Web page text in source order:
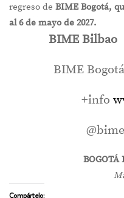
regreso de BIME Bogotá,
al 6 de mayo de 2027.
BIME Bilbao
BIME
+info
BOGOTÁ
Compártelo: